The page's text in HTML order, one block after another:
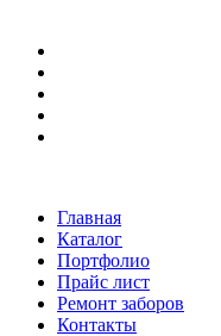
Главная
Каталог
Портфолио
Прайс лист
Ремонт заборов
Контакты